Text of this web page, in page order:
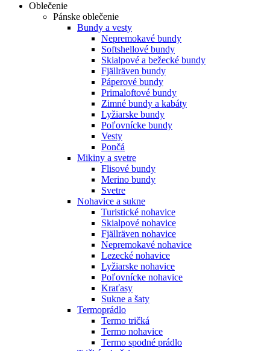
Oblečenie
Pánske oblečenie
Bundy a vesty
Nepremokavé bundy
Softshellové bundy
Skialpové a bežecké bundy
Fjällräven bundy
Páperové bundy
Primaloftové bundy
Zimné bundy a kabáty
Lyžiarske bundy
Poľovnícke bundy
Vesty
Pončá
Mikiny a svetre
Flisové bundy
Merino bundy
Svetre
Nohavice a sukne
Turistické nohavice
Skialpové nohavice
Fjällräven nohavice
Nepremokavé nohavice
Lezecké nohavice
Lyžiarske nohavice
Poľovnícke nohavice
Kraťasy
Sukne a šaty
Termoprádlo
Termo tričká
Termo nohavice
Termo spodné prádlo